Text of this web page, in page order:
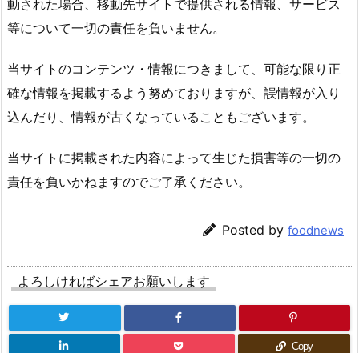
動された場合、移動先サイトで提供される情報、サービス
等について一切の責任を負いません。
当サイトのコンテンツ・情報につきまして、可能な限り正
確な情報を掲載するよう努めておりますが、誤情報が入り
込んだり、情報が古くなっていることもございます。
当サイトに掲載された内容によって生じた損害等の一切の
責任を負いかねますのでご了承ください。
Posted by foodnews
よろしければシェアお願いします
Copy